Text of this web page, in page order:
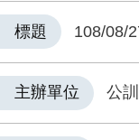
標題 108/08/
主辦單位 公